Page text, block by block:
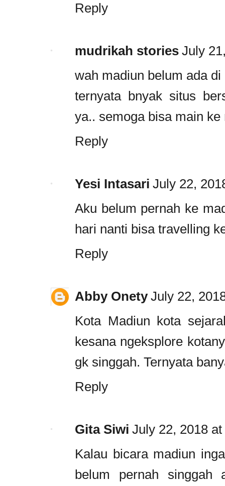
Reply
mudrikah stories July
wah madiun belum ada
ternyata bnyak situs
ya.. semoga bisa main ke
Reply
Yesi Intasari July 22,
Aku belum pernah ke
hari nanti bisa travelling
Reply
Abby Onety July 22,
Kota Madiun kota
kesana ngeksplore
gk singgah. Ternyata
Reply
Gita Siwi July 22, 2018
Kalau bicara madiun
belum pernah